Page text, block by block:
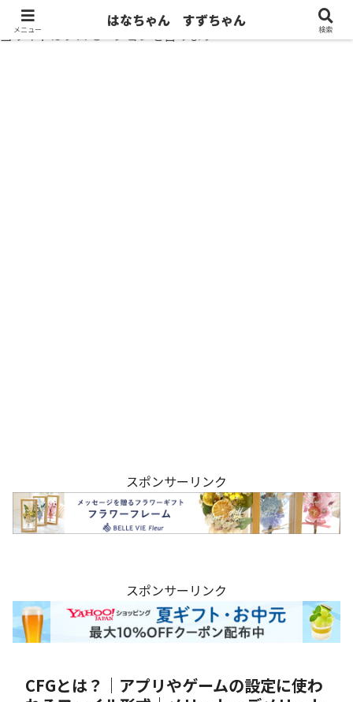
当サイトはプロモーションを含みます
スポンサーリンク
スポンサーリンク
CFGとは？｜アプリやゲームの設定に使わ
メニュー
はなちゃん すずちゃん
検索